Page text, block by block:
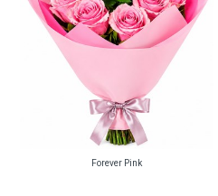
Forever Pink